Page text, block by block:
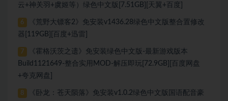
云+神关羽+虞姬等）绿色中文版[7.51GB][天翼+百度]
6
《荒野大镖客2》免安装v1436.28绿色中文版整合置修改
器[119GB][百度+迅雷]
7
《霍格沃茨之遗》免安装绿色中文版-最新游戏版本
Build1121649-整合实用MOD-解压即玩[72.9GB][百度网盘
+夸克网盘]
8
《卧龙：苍天陨落》免安装v1.0.2绿色中文版国语配音豪